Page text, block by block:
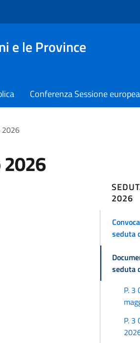
e le Province
Conferenza Sessione europea
2026
2026
2026
seduta
seduta
P. 3
P. 3